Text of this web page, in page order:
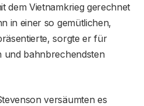
dem Vietnamkrieg gerechnet
in einer so gemütlichen,
sorgte er für
und bahnbrechendsten
versäumten es